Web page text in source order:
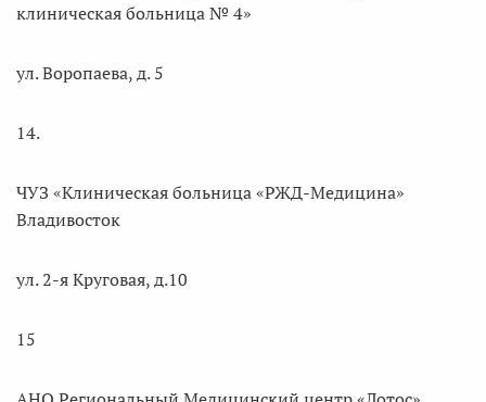
клиническая больница № 4»
ул. Воропаева, д. 5
14.
ЧУЗ «Клиническая больница «РЖД-Медицина»
Владивосток
ул. 2-я Круговая, д.10
15